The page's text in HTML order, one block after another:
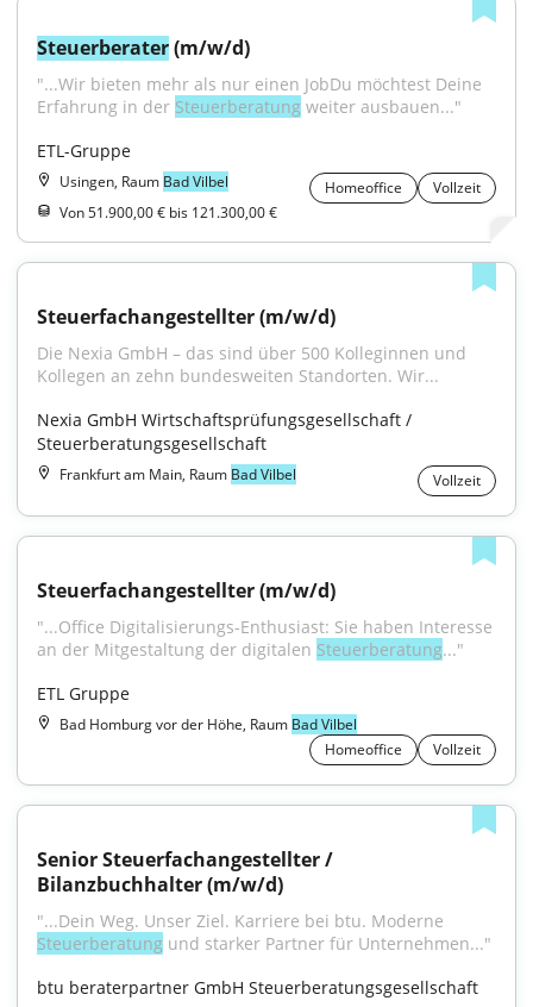
Steuerberater (m/w/d)
"...Wir bieten mehr als nur einen JobDu möchtest Deine
Erfahrung in der Steuerberatung weiter ausbauen..."
ETL-Gruppe
Usingen, Raum Bad Vilbel Homeoffice
Vollzeit
Von 51.900,00 € bis 121.300,00 €
Steuerfachangestellter (m/w/d)
Die Nexia GmbH – das sind über 500 Kolleginnen und
Kollegen an zehn bundesweiten Standorten. Wir...
Nexia GmbH Wirtschaftsprüfungsgesellschaft /
Steuerberatungsgesellschaft
Frankfurt am Main, Raum Bad Vilbel Vollzeit
Steuerfachangestellter (m/w/d)
"...Office Digitalisierungs-Enthusiast: Sie haben Interesse
an der Mitgestaltung der digitalen Steuerberatung..."
ETL Gruppe
Bad Homburg vor der Höhe, Raum Bad Vilbel
Homeoffice
Vollzeit
Senior Steuerfachangestellter /
Bilanzbuchhalter (m/w/d)
Steuerberatung und starker Partner für Unternehmen..."
btu beraterpartner GmbH Steuerberatungsgesellschaft